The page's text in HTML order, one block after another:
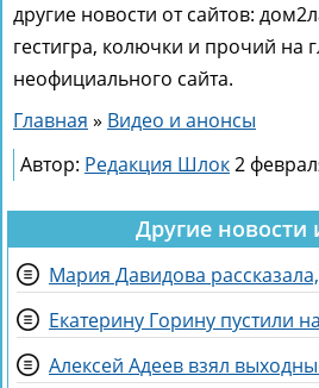
другие новости от сайтов:
гестигра, колючки и прочий на
неофициального сайта.
Главная » Видео и анонсы
Автор: Редакция Шлок2
Другие новости
Алексей Адеев взял